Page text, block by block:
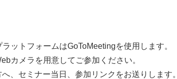
ラットフォームはGoToMeetingを使用します。
カメラを用意してご参加ください。
へ、セミナー当日、参加リンクをお送りします。